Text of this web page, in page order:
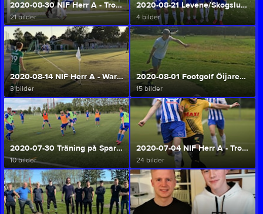
2020-08-30 NIF Herr A - Trollhättan Syrianska FK (Herr A/U)
21 bilder
2020-08-21 Levene/Skogslunds IF - NIF Herr A (Herr A/U)
4 bilder
2020-08-14 NIF Herr A - Wargöns IK (Herr A/U)
3 bilder
2020-08-01 Footgolf Öijared (Herr A/U)
15 bilder
2020-07-30 Träning på Sparbanksvallen Stallaholm (Herr A/U)
10 bilder
2020-07-04 NIF Herr A - Trollhättans IF (Herr A/U)
24 bilder